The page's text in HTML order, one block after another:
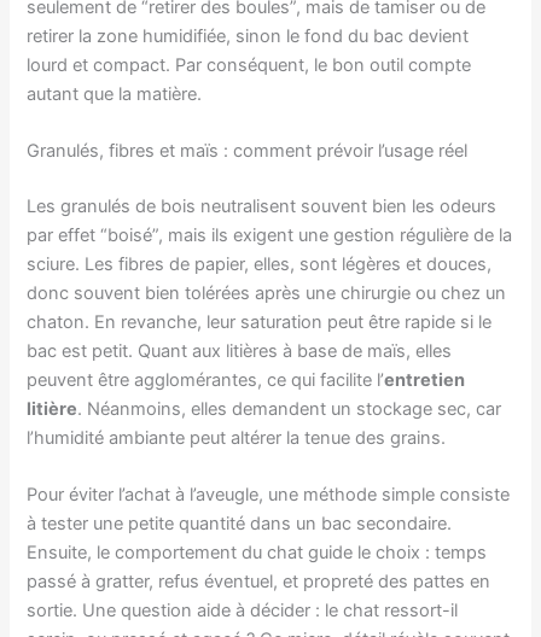
seulement de “retirer des boules”, mais de tamiser ou de
retirer la zone humidifiée, sinon le fond du bac devient
lourd et compact. Par conséquent, le bon outil compte
autant que la matière.
Granulés, fibres et maïs : comment prévoir l’usage réel
Les granulés de bois neutralisent souvent bien les odeurs
par effet “boisé”, mais ils exigent une gestion régulière de la
sciure. Les fibres de papier, elles, sont légères et douces,
donc souvent bien tolérées après une chirurgie ou chez un
chaton. En revanche, leur saturation peut être rapide si le
bac est petit. Quant aux litières à base de maïs, elles
peuvent être agglomérantes, ce qui facilite l’entretien
litière. Néanmoins, elles demandent un stockage sec, car
l’humidité ambiante peut altérer la tenue des grains.
Pour éviter l’achat à l’aveugle, une méthode simple consiste
à tester une petite quantité dans un bac secondaire.
Ensuite, le comportement du chat guide le choix : temps
passé à gratter, refus éventuel, et propreté des pattes en
sortie. Une question aide à décider : le chat ressort-il